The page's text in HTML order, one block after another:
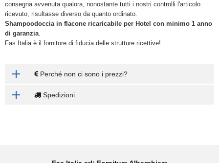
consegna avvenuta qualora, nonostante tutti i nostri controlli l'articolo
ricevuto, risultasse diverso da quanto ordinato.
Shampoodoccia in flacone ricaricabile per Hotel con minimo 1 anno
di garanzia.
Fas Italia è il fornitore di fiducia delle strutture ricettive!
Perché non ci sono i prezzi?
Spedizioni